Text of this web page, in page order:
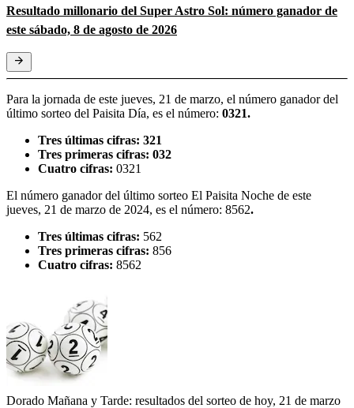
Resultado millonario del Super Astro Sol: número ganador de
este sábado, 8 de agosto de 2026
Para la jornada de este jueves, 21 de marzo, el número ganador del
último sorteo del Paisita Día, es el número: 0321.
Tres últimas cifras: 321
Tres primeras cifras: 032
Cuatro cifras: 0321
El número ganador del último sorteo El Paisita Noche de este
jueves, 21 de marzo de 2024, es el número: 8562.
Tres últimas cifras: 562
Tres primeras cifras: 856
Cuatro cifras: 8562
Dorado Mañana y Tarde: resultados del sorteo de hoy, 21 de marzo